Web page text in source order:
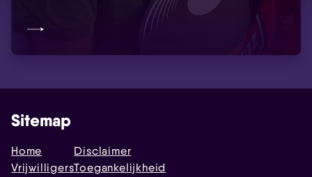
Sitemap
Home
Vrijwilligers
Disclaimer
Toegankelijkheid